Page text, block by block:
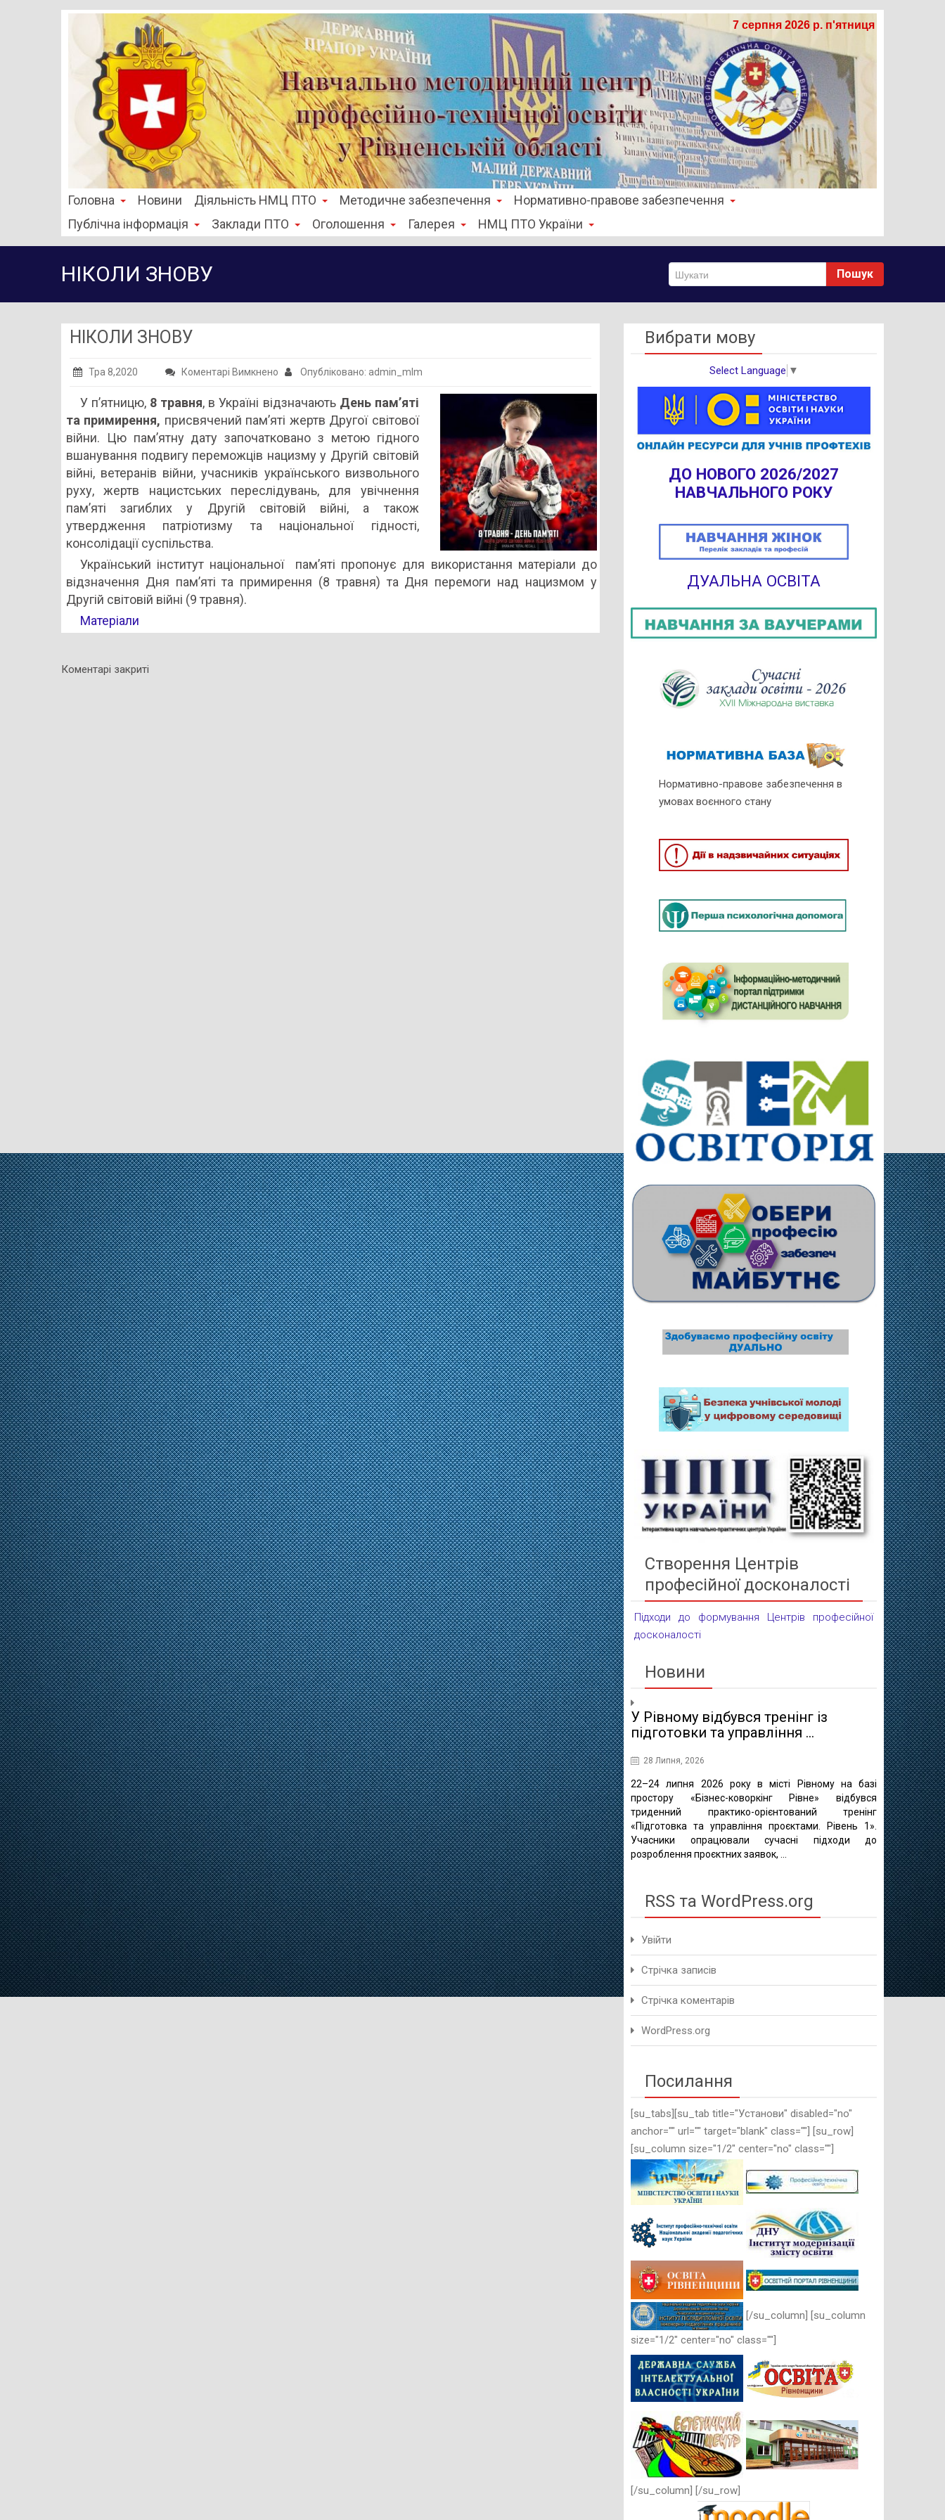
7 серпня 2026 р. п'ятниця
Головна Новини Діяльність НМЦ ПТО Методичне забезпечення
Нормативно-правове забезпечення
Публічна інформація
Заклади ПТО Оголошення Галерея НМЦ ПТО України
НІКОЛИ ЗНОВУ Пошук
НІКОЛИ ЗНОВУ
Тра 8,2020 Коментарі Вимкнено до
ЗНОВУ
Опубліковано: admin_mlm
У п’ятницю, 8 травня, в Україні відзначають День пам’яті
та примирення, присвячений пам’яті жертв Другої світової
війни. Цю пам’ятну дату започатковано з метою гідного
вшанування подвигу переможців нацизму у Другій світовій
війні, ветеранів війни, учасників українського визвольного
руху, жертв нацистських переслідувань, для увічнення
пам’яті загиблих у Другій світовій війні, а також
утвердження патріотизму та національної гідності,
консолідації суспільства.
Український інститут національної пам’яті пропонує для використання матеріали до
відзначення Дня пам’яті та примирення (8 травня) та Дня перемоги над нацизмом у
Другій світовій війні (9 травня).
Матеріали
Коментарі закриті
Вибрати мову
Select Language ▼
ДО НОВОГО 2026/2027
НАВЧАЛЬНОГО РОКУ
ДУАЛЬНА ОСВІТА
Нормативно-правове забезпечення в
умовах воєнного стану
Створення Центрів
професійної досконалості
Підходи до формування Центрів професійної
досконалості
Новини
У Рівному відбувся тренінг із
підготовки та управління ...
28 Липня, 2026
22–24 липня 2026 року в місті Рівному на базі
простору «Бізнес-коворкінг Рівне» відбувся
триденний практико-орієнтований тренінг
«Підготовка та управління проєктами. Рівень 1».
Учасники опрацювали сучасні підходи до
розроблення проєктних заявок, ...
освіти
16 Липня,
10 липня в
відбулася
міста Рівне
методичного
RSS та WordPress.org
Увійти
Стрічка записів
Стрічка коментарів
WordPress.org
Посилання
[su_tabs][su_tab title="Установи" disabled="no"
anchor="" url="" target="blank" class=""] [su_row]
[su_column size="1/2" center="no" class=""]
[/su_column] [su_column
size="1/2" center="no" class=""]
[/su_column] [/su_row]